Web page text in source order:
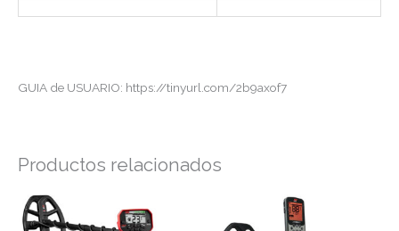
GUIA de USUARIO: https://tinyurl.com/2b9axof7
Productos relacionados